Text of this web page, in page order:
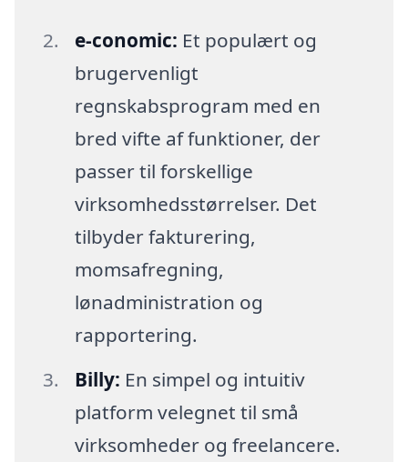
e-conomic: Et populært og
brugervenligt
regnskabsprogram med en
bred vifte af funktioner, der
passer til forskellige
virksomhedsstørrelser. Det
tilbyder fakturering,
momsafregning,
lønadministration og
rapportering.
Billy: En simpel og intuitiv
platform velegnet til små
virksomheder og freelancere.